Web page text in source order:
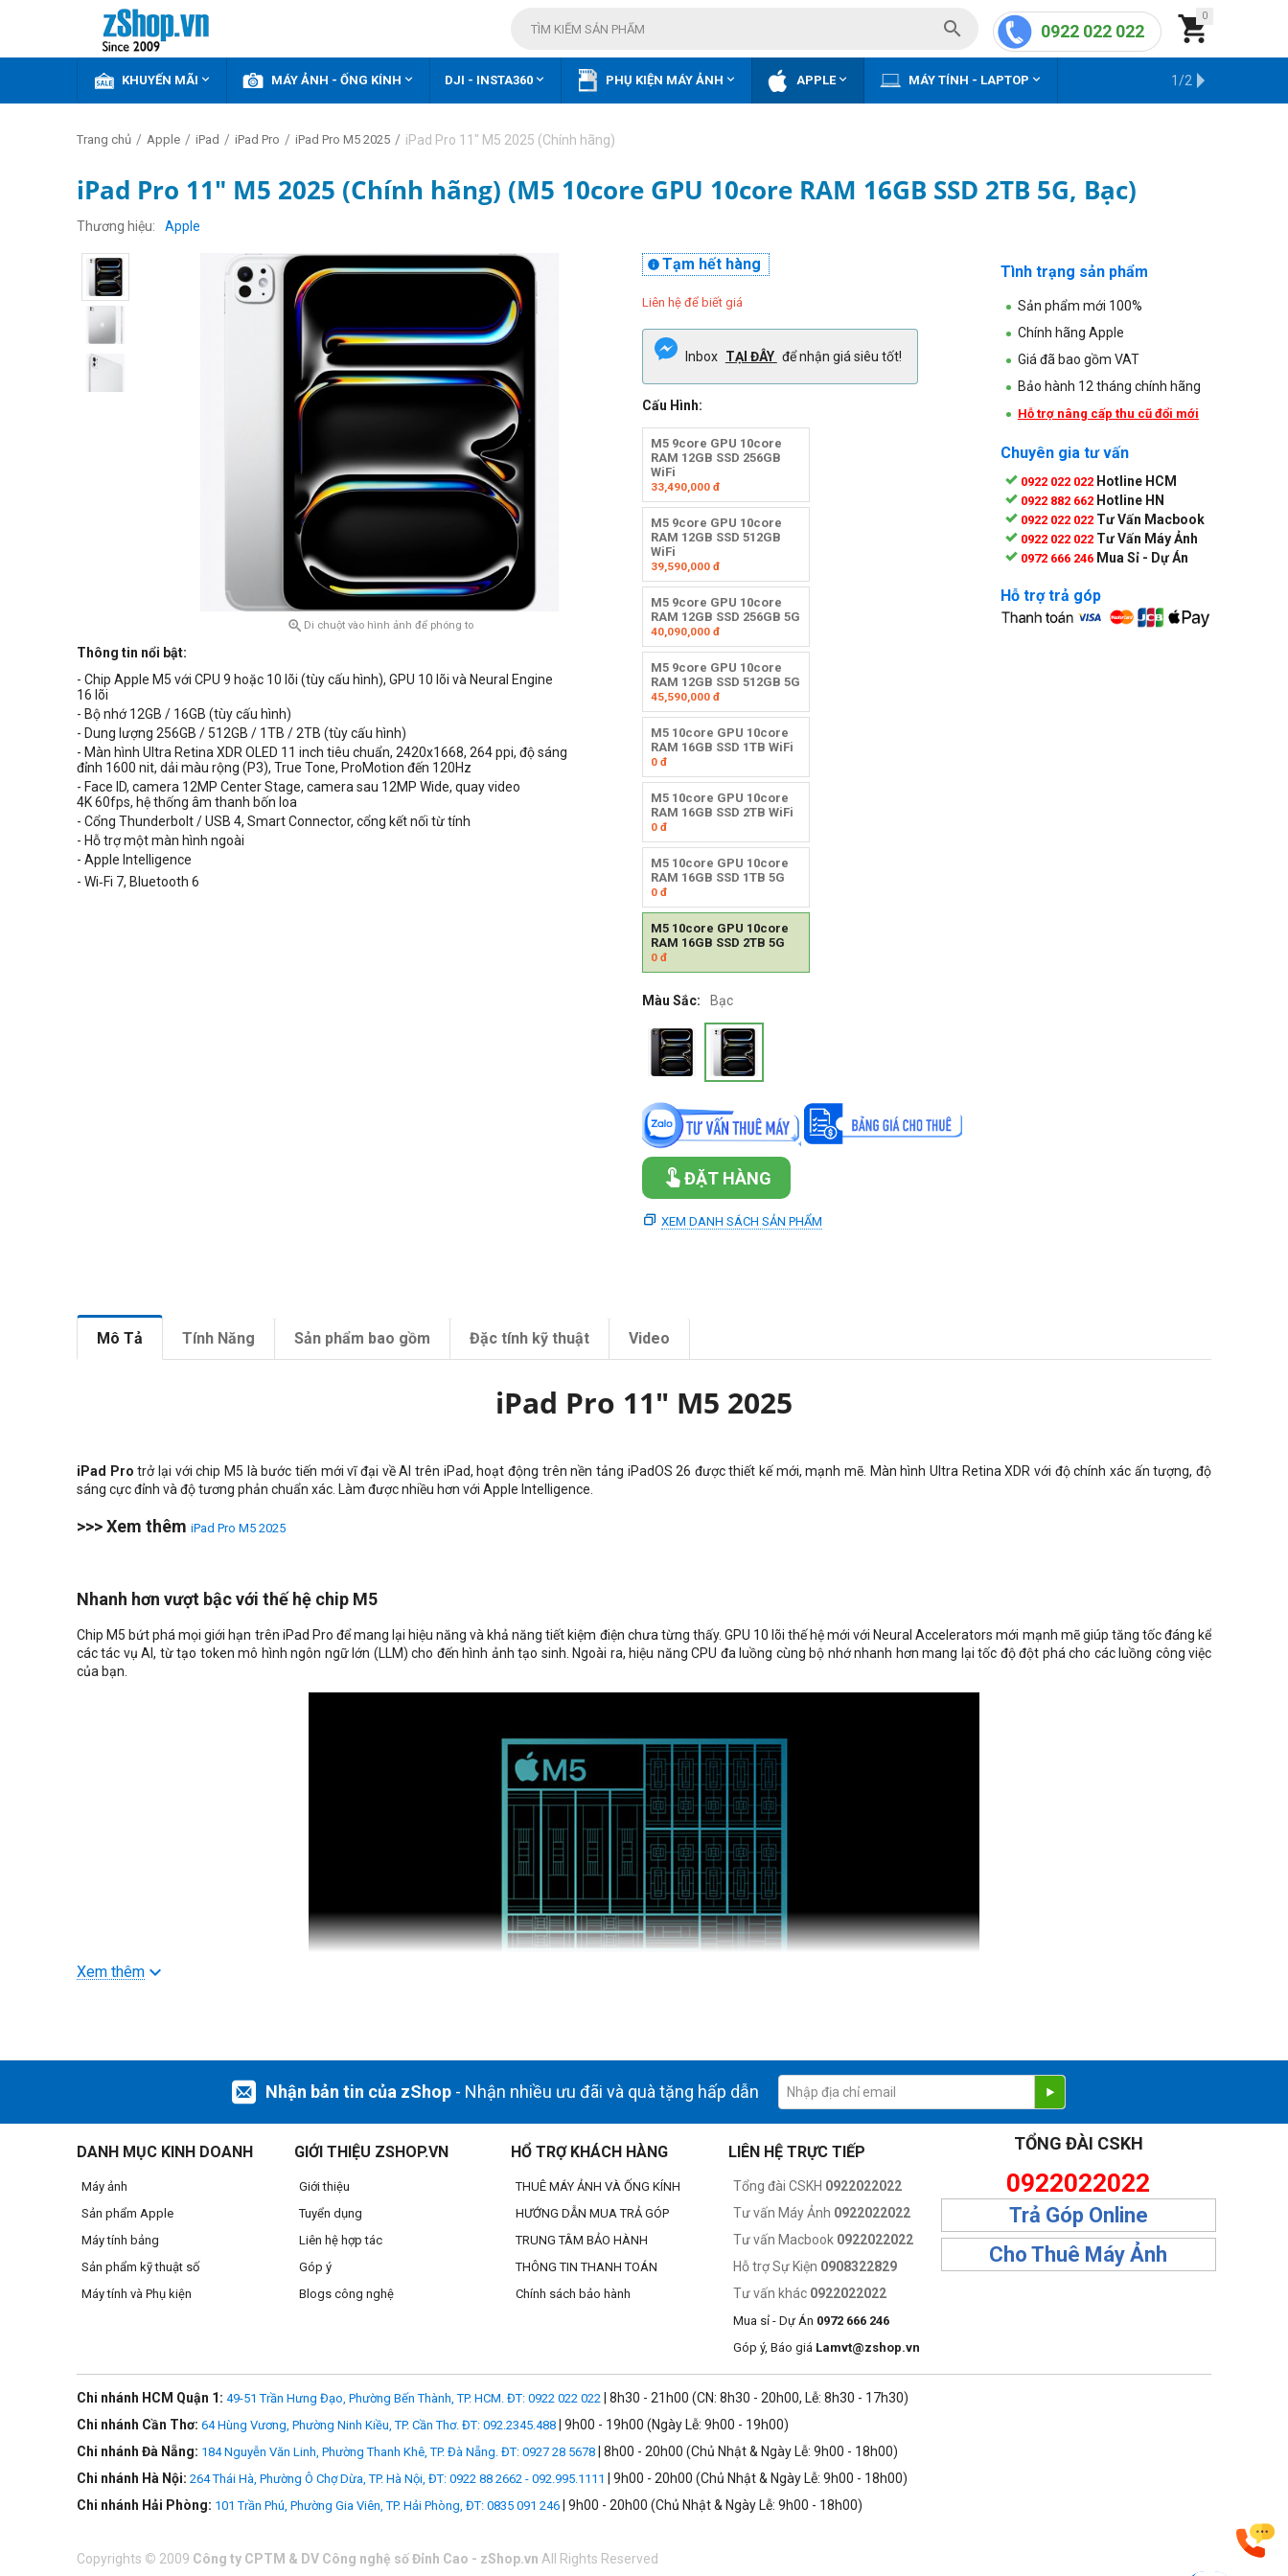
0

0922 022 022

KHUYẾN MÃI  MÁY ẢNH - ỐNG KÍNH  DJI - INSTA360  PHỤ KIỆN MÁY ẢNH  APPLE MÁY TÍNH - LAPTOP  KHO HÀNG CŨ
1/2
Trang chủ / Apple / iPad / iPad Pro / iPad Pro M5 2025 / iPad Pro 11" M5 2025 (Chính hãng)
iPad Pro 11" M5 2025 (Chính hãng) (M5 10core GPU 10core RAM 16GB SSD 2TB 5G, Bạc)
Thương hiệu Apple
 Di chuột vào hình ảnh để phóng to
Thông tin nổi bật:
- Chip Apple M5 với CPU 9 hoặc 10 lõi (tùy cấu hình), GPU 10 lõi và Neural Engine
16 lõi
- Bộ nhớ 12GB / 16GB (tùy cấu hình)
- Dung lượng 256GB / 512GB / 1TB / 2TB (tùy cấu hình)
- Màn hình Ultra Retina XDR OLED 11 inch tiêu chuẩn, 2420x1668, 264 ppi, độ sáng
đỉnh 1600 nit, dải màu rộng (P3), True Tone, ProMotion đến 120Hz
- Face ID, camera 12MP Center Stage, camera sau 12MP Wide, quay video
4K60fps, hệ thống âm thanh bốn loa
- Cổng Thunderbolt / USB 4, Smart Connector, cổng kết nối từ tính
- Hỗ trợ một màn hình ngoài
- Apple Intelligence
- Wi‑Fi 7, Bluetooth 6
Tạm hết hàng

Liên hệ để biết giá
Inbox TẠI ĐÂY để nhận giá siêu tốt!
Cấu Hình:
M5 9core GPU 10core
RAM 12GB SSD 256GB
WiFi
33,490,000đ
M5 9core GPU 10core
RAM 12GB SSD 512GB
WiFi
39,590,000đ
M5 9core GPU 10core
RAM 12GB SSD 256GB 5G
40,090,000đ
M5 9core GPU 10core
RAM 12GB SSD 512GB 5G
45,590,000đ
M5 10core GPU 10core
RAM 16GB SSD 1TB WiFi
0đ
M5 10core GPU 10core
RAM 16GB SSD 2TB WiFi
0đ
M5 10core GPU 10core
RAM 16GB SSD 1TB 5G
0đ
M5 10core GPU 10core
RAM 16GB SSD 2TB 5G
0đ
Màu Sắc: Bạc
ĐẶT HÀNG
XEM DANH SÁCH SẢN PHẨM
Tình trạng sản phẩm
Sản phẩm mới 100%
Chính hãng Apple
Giá đã bao gồm VAT
Bảo hành 12 tháng chính hãng
Hỗ trợ nâng cấp thu cũ đổi mới
Chuyên gia tư vấn
0922 022 022 Hotline HCM
0922 882 662 Hotline HN
0922 022 022 Tư Vấn Macbook
0922 022 022 Tư Vấn Máy Ảnh
0972 666 246 Mua Sỉ - Dự Án
Hỗ trợ trả góp
Mô Tả Tính Năng Sản phẩm bao gồm Đặc tính kỹ thuật Video
iPad Pro 11" M5 2025
iPad Pro trở lại với chip M5 là bước tiến mới vĩ đại về AI trên iPad, hoạt động trên nền tảng iPadOS 26 được thiết kế mới, mạnh mẽ. Màn hình Ultra Retina XDR với độ chính xác ấn tượng, độ
sáng cực đỉnh và độ tương phản chuẩn xác. Làm được nhiều hơn với Apple Intelligence.
>>> Xem thêm iPad Pro M5 2025
Nhanh hơn vượt bậc với thế hệ chip M5
Chip M5 bứt phá mọi giới hạn trên iPad Pro để mang lại hiệu năng và khả năng tiết kiệm điện chưa từng thấy. GPU 10 lõi thế hệ mới với Neural Accelerators mới mạnh mẽ giúp tăng tốc đáng kể
các tác vụ AI, từ tạo token mô hình ngôn ngữ lớn (LLM) cho đến hình ảnh tạo sinh. Ngoài ra, hiệu năng CPU đa luồng cùng bộ nhớ nhanh hơn mang lại tốc độ đột phá cho các luồng công việc
của bạn.
iPadOS và các ứng dụng
iPadOS 26 đem tới một thiết kế mới tuyệt đẹp với Liquid Glass và những cải tiến đột phá đưa hiệu suất của iPad Pro lên một tầm cao mới. Hệ thống cửa sổ trực quan được thiết kế mới mang
đến cho bạn sức mạnh và sự linh hoạt tuyệt vời hơn bao giờ hết. Chạy ứng dụng chuyên nghiệp, chơi game đòi hỏi hiệu năng cao và thực hiện dự án sáng tạo ở mọi quy mô với trải nghiệm cảm
Xem thêm
Nhận bản tin của zShop - Nhận nhiều ưu đãi và quà tặng hấp dẫn
DANH MỤC KINH DOANH
Máy ảnh
Sản phẩm Apple
Máy tính bảng
Sản phẩm kỹ thuật số
Máy tính và Phụ kiện
GIỚI THIỆU ZSHOP.VN
Giới thiệu
Tuyển dụng
Liên hệ hợp tác
Góp ý
Blogs công nghệ
HỔ TRỢ KHÁCH HÀNG
THUÊ MÁY ẢNH VÀ ỐNG KÍNH
HƯỚNG DẪN MUA TRẢ GÓP
TRUNG TÂM BẢO HÀNH
THÔNG TIN THANH TOÁN
Chính sách bảo hành
LIÊN HỆ TRỰC TIẾP
Tổng đài CSKH 0922022022
Tư vấn Máy Ảnh 0922022022
Tư vấn Macbook 0922022022
Hỗ trợ Sự Kiện 0908322829
Tư vấn khác 0922022022
Mua sỉ - Dự Án 0972 666 246
Góp ý, Báo giá Lamvt@zshop.vn
TỔNG ĐÀI CSKH
0922022022
Trả Góp Online
Cho Thuê Máy Ảnh
Chi nhánh HCM Quận 1: 49-51 Trần Hưng Đạo, Phường Bến Thành, TP. HCM. ĐT: 0922 022 022 | 8h30 - 21h00 (CN: 8h30 - 20h00, Lễ: 8h30 - 17h30)
Chi nhánh Cần Thơ: 64 Hùng Vương, Phường Ninh Kiều, TP. Cần Thơ. ĐT: 092.2345.488 | 9h00 - 19h00 (Ngày Lễ: 9h00 - 19h00)
Chi nhánh Đà Nẵng: 184 Nguyễn Văn Linh, Phường Thanh Khê, TP. Đà Nẵng. ĐT: 0927 28 5678 | 8h00 - 20h00 (Chủ Nhật & Ngày Lễ: 9h00 - 18h00)
Chi nhánh Hà Nội: 264 Thái Hà, Phường Ô Chợ Dừa, TP. Hà Nội, ĐT: 0922 88 2662 - 092.995.1111
| 9h00 - 20h00 (Chủ Nhật & Ngày Lễ: 9h00 - 18h00)
Chi nhánh Hải Phòng: 101 Trần Phú, Phường Gia Viên, TP. Hải Phòng, ĐT: 0835 091 246 | 9h00 - 20h00 (Chủ Nhật & Ngày Lễ: 9h00 - 18h00)
Copyrights © 2009 Công ty CPTM & DV Công nghệ số Đỉnh Cao - zShop.vn All Rights Reserved